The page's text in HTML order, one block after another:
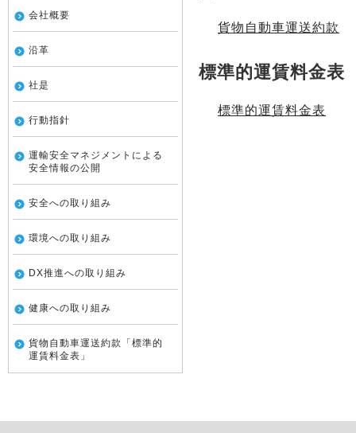
貨物自動車運送約款
標準的運賃料金表
標準的運賃料金表
会社概要
沿革
社是
行動指針
運輸安全マネジメントによる
安全情報の公開
安全への取り組み
環境への取り組み
DX推進への取り組み
健康への取り組み
貨物自動車運送約款「標準的
運賃料金表」